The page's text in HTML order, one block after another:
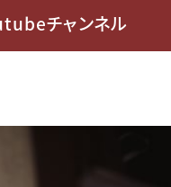
チャンネル